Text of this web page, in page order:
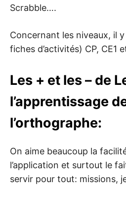
Scrabble….
Concernant les niveaux, il
fiches d’activités) CP, CE1
Les + et les – de
l’apprentissage
l’orthographe:
On aime beaucoup la
l’application et surtout le
servir pour tout: missions,